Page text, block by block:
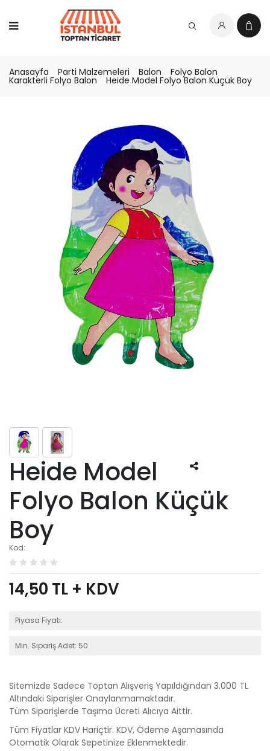
Anasayfa Parti Malzemeleri Balon Folyo Balon
Karakterli Folyo Balon Heide Model Folyo Balon Küçük Boy
Heide Model
Folyo Balon Küçük
Boy
Kod:
14,50 TL + KDV
Piyasa Fiyatı:
Min. Sipariş Adet: 50
Sitemizde Sadece Toptan Alışveriş Yapıldığından 3.000 TL
Altındaki Siparişler Onaylanmamaktadır.
Tüm Siparişlerde Taşıma Ücreti Alıcıya Aittir.
Tüm Fiyatlar KDV Hariçtir. KDV, Ödeme Aşamasında
Otomatik Olarak Sepetinize Eklenmektedir.